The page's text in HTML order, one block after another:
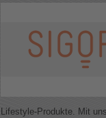
Lifestyle-Produkte. Mit